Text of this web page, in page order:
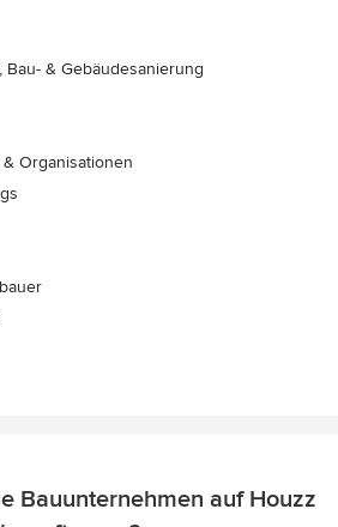
& Gebäudesanierung
Organisationen
Bauunternehmen auf Houzz